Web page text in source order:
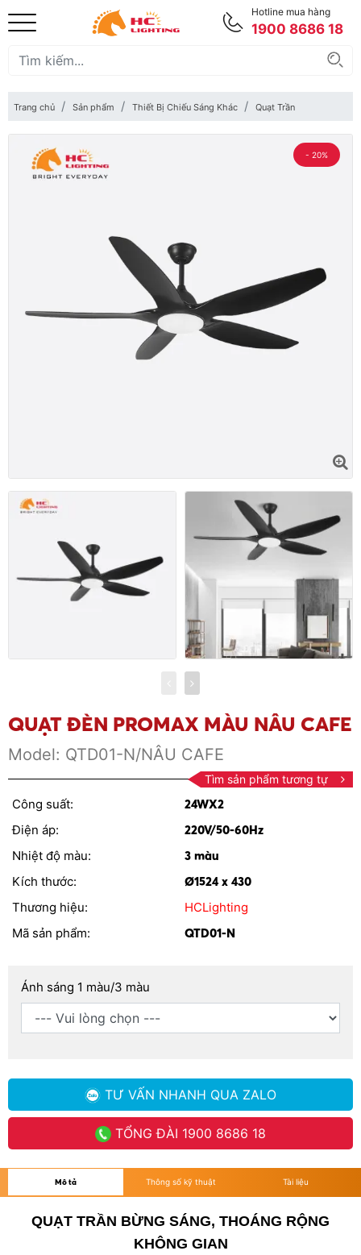
Hotline mua hàng
1900 8686 18
Trang chủ Sản phẩm Thiết Bị Chiếu Sáng Khác Quạt Trần
- 20%
QUẠT ĐÈN PROMAX MÀU NÂU CAFE
Model: QTD01-N/NÂU CAFE
Tìm sản phẩm tương tự
Công suất:
24WX2
Điện áp:
220V/50-60Hz
Nhiệt độ màu:
3 màu
Kích thước:
Ø1524 x 430
Thương hiệu:
HCLighting
Mã sản phẩm:
QTD01-N
Ánh sáng 1 màu/3 màu
TƯ VẤN NHANH QUA ZALO
TỔNG ĐÀI 1900 8686 18
Mô tả Thông số kỹ thuật Tài liệu
QUẠT TRẦN BỪNG SÁNG, THOÁNG RỘNG
KHÔNG GIAN